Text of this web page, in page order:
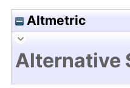
Altmetric
Alternative